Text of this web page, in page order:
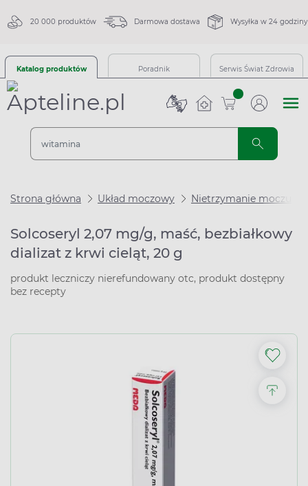
20 000 produktów Darmowa dostawa Wysyłka w 24 godziny
Katalog produktów Poradnik Serwis Świat Zdrowia
sztuk
Strona główna Układ moczowy Nietrzymanie moczu
Solcoseryl 2,07 mg/g, maść, bezbiałkowy
dializat z krwi cieląt, 20 g
produkt leczniczy nierefundowany otc, produkt dostępny
bez recepty